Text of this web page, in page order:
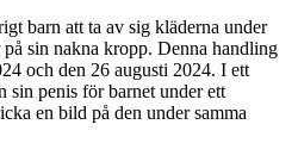
barn att ta av sig kläderna under
sin nakna kropp. Denna handling
och den 26 augusti 2024. I ett
sin penis för barnet under ett
en bild på den under samma